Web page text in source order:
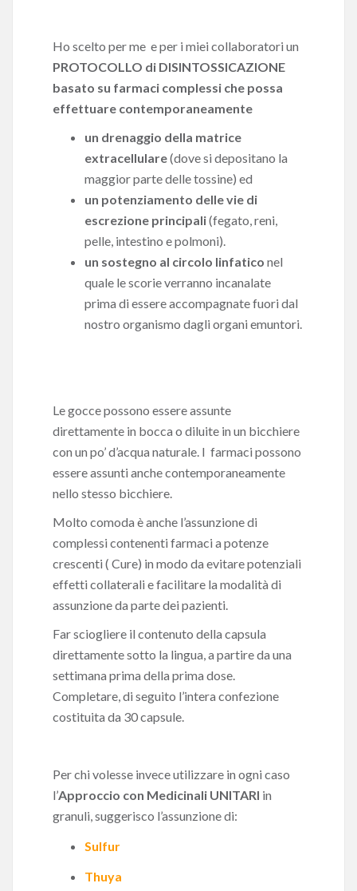
Ho scelto per me e per i miei collaboratori un
PROTOCOLLO di DISINTOSSICAZIONE
basato su farmaci complessi che possa
effettuare contemporaneamente
un drenaggio della matrice
extracellulare(dove si depositano la
maggior parte delle tossine) ed
un potenziamento delle vie di
escrezione principali(fegato, reni,
pelle, intestino e polmoni).
un sostegno al circolo linfatico nel
quale le scorie verranno incanalate
prima di essere accompagnate fuori dal
nostro organismo dagli organi emuntori.
Le gocce possono essere assunte
direttamente in bocca o diluite in un bicchiere
con un po’ d’acqua naturale. I farmaci possono
essere assunti anche contemporaneamente
nello stesso bicchiere.
Molto comoda è anche l’assunzione di
complessi contenenti farmaci a potenze
crescenti ( Cure) in modo da evitare potenziali
effetti collaterali e facilitare la modalità di
assunzione da parte dei pazienti.
Far sciogliere il contenuto della capsula
direttamente sotto la lingua, a partire da una
settimana prima della prima dose.
Completare, di seguito l’intera confezione
costituita da 30 capsule.
Per chi volesse invece utilizzare in ogni caso
l’Approccio con Medicinali UNITARI in
granuli, suggerisco l’assunzione di:
Sulfur
Thuya